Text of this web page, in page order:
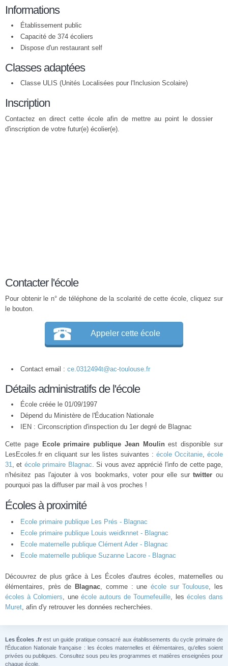
Informations
Établissement public
Capacité de 374 écoliers
Dispose d'un restaurant self
Classes adaptées
Classe ULIS (Unités Localisées pour l'Inclusion Scolaire)
Inscription
Contactez en direct cette école afin de mettre au point le dossier
d'inscription de votre futur(e) écolier(e).
Contacter l'école
Pour obtenir le n° de téléphone de la scolarité de cette école, cliquez sur
le bouton.
Appeler cette école
Contact email : ce.0312494t@ac-toulouse.fr
Détails administratifs de l'école
École créée le 01/09/1997
Dépend du Ministère de l'Éducation Nationale
IEN : Circonscription d'inspection du 1er degré de Blagnac
Cette page Ecole primaire publique Jean Moulinest disponible sur
LesEcoles.fr en cliquant sur les listes suivantes :école Occitanie,école
31, et école primaire Blagnac. Si vous avez apprécié l'info de cette page,
n'hésitez pas l'ajouter à vos bookmarks, voter pour elle surtwitter ou
pourquoi pas la diffuser par mail à vos proches !
Écoles à proximité
Ecole primaire publique Les Prés - Blagnac
Ecole primaire publique Louis weidknnet - Blagnac
Ecole maternelle publique Clément Ader - Blagnac
Ecole maternelle publique Suzanne Lacore - Blagnac
Découvrez de plus grâce à Les Écoles d'autres écoles, maternelles ou
élémentaires, près de Blagnac, comme : une école sur Toulouse, les
écoles à Colomiers, une école autours de Tournefeuille, les écoles dans
Muret, afin d'y retrouver les données recherchées.
Les Écoles .frest un guide pratique consacré aux établissements du cycle primaire de
l'Éducation Nationale française : les écoles maternelles et élémentaires, qu'elles soient
privées ou publiques. Consultez sous peu les programmes et matières enseignées pour
chaque école.